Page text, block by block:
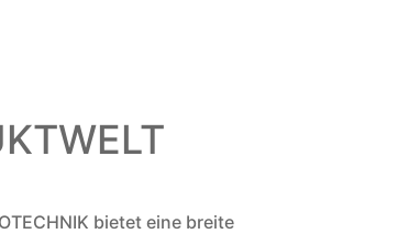
bietet eine breite